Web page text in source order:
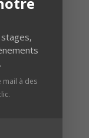
mail à des